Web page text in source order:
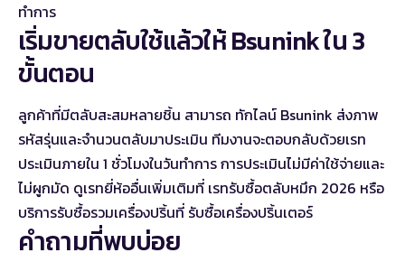
ทำการ
เริ่มขายตลับใช้แล้วให้ Bsunink ใน 3
ขั้นตอน
ลูกค้าที่มีตลับสะสมหลายชิ้น สามารถ ทักไลน์ Bsunink ส่งภาพ
รหัสรุ่นและจำนวนตลับมาประเมิน ทีมงานจะตอบกลับด้วยเรท
ประเมินภายใน 1 ชั่วโมงในวันทำการ การประเมินไม่มีค่าใช้จ่ายและ
ไม่ผูกมัด ดูเรทยี่ห้ออื่นเพิ่มเติมที่ เรทรับซื้อตลับหมึก 2026 หรือ
บริการรับซื้อรวมเครื่องปริ้นที่ รับซื้อเครื่องปริ้นเตอร์
คำถามที่พบบ่อย